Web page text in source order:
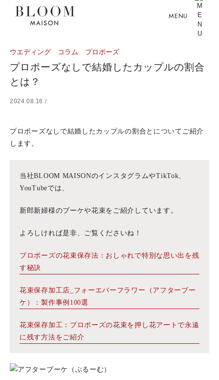
MENU
ウエディング コラム プロポーズ
プロポーズなしで結婚したカップルの割合
とは？
2024.08.16 /
プロポーズなしで結婚したカップルの割合とについてご紹介
します。
当社BLOOM MAISONのインスタグラムやTikTok、
YouTubeでは、
新郎新婦様のブーケや花束をご紹介しています。
よろしければ是非、ご覧くださいね！
プロポーズの花束保存法：おしゃれで特別な思い出を残
す秘訣
花束保存加工店_フォーエバーフラワー（アフターブー
ケ）：製作事例100選
花束保存加工：プロポーズの花束を押し花アートで永遠
に残す方法をご紹介